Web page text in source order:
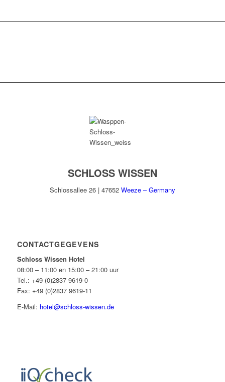
SCHLOSS WISSEN
Schlossallee 26 | 47652 Weeze – Germany
CONTACTGEGEVENS
Schloss Wissen Hotel
08:00 – 11:00 en 15:00 – 21:00 uur
Tel.: +49 (0)2837 9619-0
Fax: +49 (0)2837 9619-11
E-Mail: hotel@schloss-wissen.de